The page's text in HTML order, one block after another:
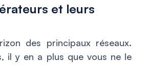
et leurs
des principaux réseaux.
il y en a plus que vous ne le